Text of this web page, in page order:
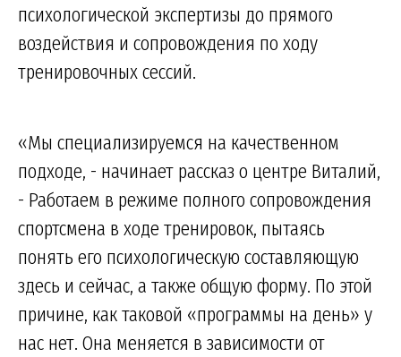
психологической экспертизы до прямого
воздействия и сопровождения по ходу
тренировочных сессий.
«Мы специализируемся на качественном
подходе, - начинает рассказ о центре Виталий,
- Работаем в режиме полного сопровождения
спортсмена в ходе тренировок, пытаясь
понять его психологическую составляющую
здесь и сейчас, а также общую форму. По этой
причине, как таковой «программы на день» у
нас нет. Она меняется в зависимости от